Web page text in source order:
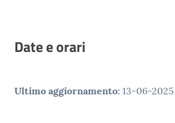
Date e orari
Ultimo aggiornamento: 13-06-